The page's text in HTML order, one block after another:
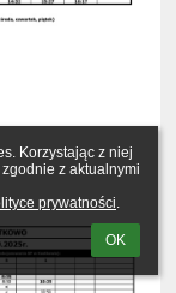
Korzystając z niej
z aktualnymi
prywatności.
OK